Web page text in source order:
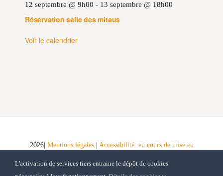
12 septembre @ 9h00 - 13 septembre @ 18h00
Réservation salle des mitaus
Voir le calendrier
2026| Mentions légales| Accessibilité: en cours de mise en
Tous droits réservés
L'activation de services tiers entraine le dépôt de cookies